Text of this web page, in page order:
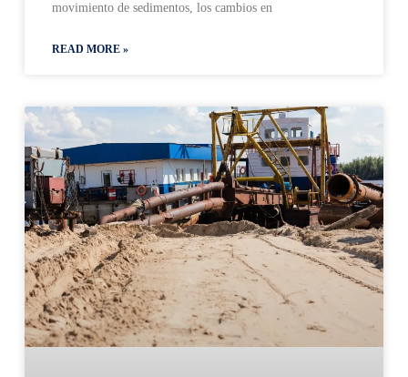
movimiento de sedimentos, los cambios en
READ MORE »